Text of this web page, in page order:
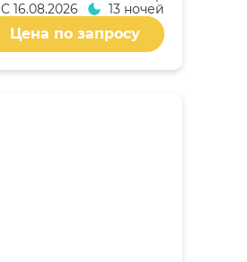
С 16.08.2026 13 ночей
Цена по запросу